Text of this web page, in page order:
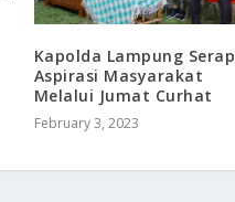
Kapolda Lampung Serap
Aspirasi Masyarakat
Melalui Jumat Curhat
February 3, 2023